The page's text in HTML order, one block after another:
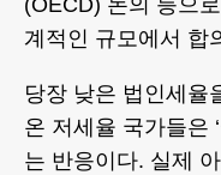
(OECD) 논의 등으
계적인 규모에서 합
당장 낮은 법인세율
온 저세율 국가들은
는 반응이다. 실제